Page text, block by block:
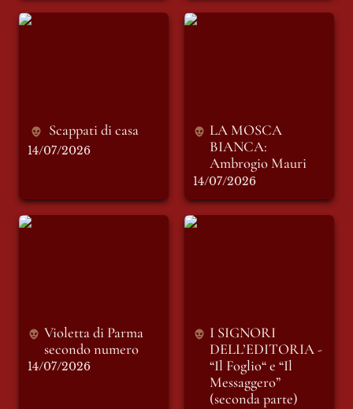
Scappati di casa
Scappati di casa
14/07/2026
LA MOSCA
LA MOSCA
BIANCA:
Ambrogio Mauri
14/07/2026
Violetta di Parma
Violetta di Parma
secondo numero
14/07/2026
I SIGNORI
I SIGNORI
DELL’EDITORIA -
“Il Foglio“ e “Il
Messaggero”
(seconda parte)